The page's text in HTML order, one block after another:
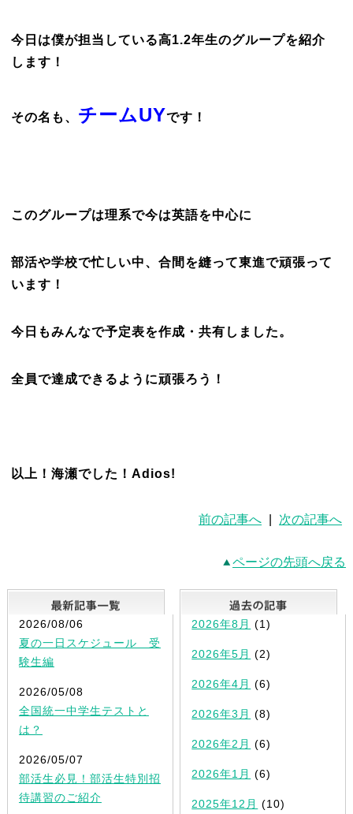
今日は僕が担当している高1.2年生のグループを紹介
します！
その名も、 チームUYです！
このグループは理系で今は英語を中心に
部活や学校で忙しい中、 合間を縫って東進で頑張って
います！
今日もみんなで予定表を作成・共有しました。
全員で達成できるように頑張ろう！
以上！海瀬でした！ Adios!
前の記事へ 次の記事へ
ページの先頭へ戻る
最新記事一覧
2026/08/06
夏の一日スケジュール 受
験生編
2026/05/08
全国統一中学生テストと
は？
2026/05/07
部活生必見！部活生特別招
待講習のご紹介
2026年8月 (1)
2026年5月 (2)
2026年4月 (6)
2026年3月 (8)
2026年2月 (6)
2026年1月 (6)
2025年12月 (10)